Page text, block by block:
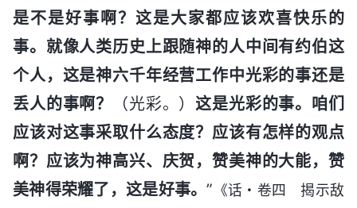
是不是好事啊？这是大家都应该欢喜快乐的
事。就像人类历史上跟随神的人中间有约伯这
个人，这是神六千年经营工作中光彩的事还是
丢人的事啊？
（光彩。） 这是光彩的事。咱们
应该对这事采取什么态度？应该有怎样的观点
啊？应该为神高兴、庆贺，赞美神的大能，赞
美神得荣耀了，这是好事。” 《话・卷四 揭示敌